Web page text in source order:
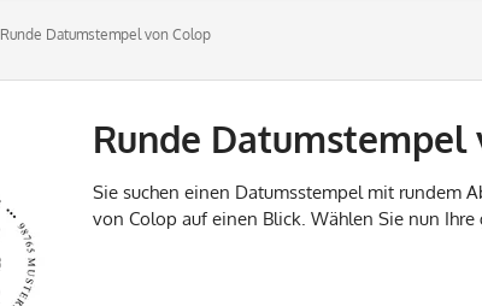
Runde Datumstempel von Colop
Runde Datumstempel
Sie suchen einen Datumsstempel mit rundem
von Colop auf einen Blick. Wählen Sie nun